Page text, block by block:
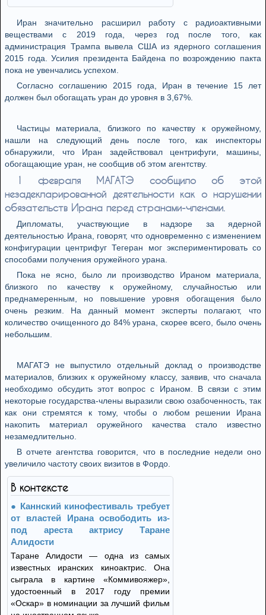
Иран значительно расширил работу с радиоактивными
веществами с 2019 года, через год после того, как
администрация Трампа вывела США из ядерного соглашения
2015 года. Усилия президента Байдена по возрождению пакта
пока не увенчались успехом.
Согласно соглашению 2015 года, Иран в течение 15 лет
должен был обогащать уран до уровня в 3,67%.
Частицы материала, близкого по качеству к оружейному,
нашли на следующий день после того, как инспекторы
обнаружили, что Иран задействовал центрифуги, машины,
обогащающие уран, не сообщив об этом агентству.
1 февраля МАГАТЭ сообщило об этой
незадекларированной деятельности как о нарушении
обязательств Ирана перед странами-членами.
Дипломаты, участвующие в надзоре за ядерной
деятельностью Ирана, говорят, что одновременно с изменением
конфигурации центрифуг Тегеран мог экспериментировать со
способами получения оружейного урана.
Пока не ясно, было ли производство Ираном материала,
близкого по качеству к оружейному, случайностью или
преднамеренным, но повышение уровня обогащения было
очень резким. На данный момент эксперты полагают, что
количество очищенного до 84% урана, скорее всего, было очень
небольшим.
МАГАТЭ не выпустило отдельный доклад о производстве
материалов, близких к оружейному классу, заявив, что сначала
необходимо обсудить этот вопрос с Ираном. В связи с этим
некоторые государства-члены выразили свою озабоченность, так
как они стремятся к тому, чтобы о любом решении Ирана
накопить материал оружейного качества стало известно
незамедлительно.
В отчете агентства говорится, что в последние недели оно
увеличило частоту своих визитов в Фордо.
В контексте
Каннский кинофестиваль требует
от властей Ирана освободить из-
под ареста актрису Таране
Алидости
Таране Алидости — одна из самых
известных иранских киноактрис. Она
сыграла в картине «Коммивояжер»,
удостоенный в 2017 году премии
«Оскар» в номинации за лучший фильм